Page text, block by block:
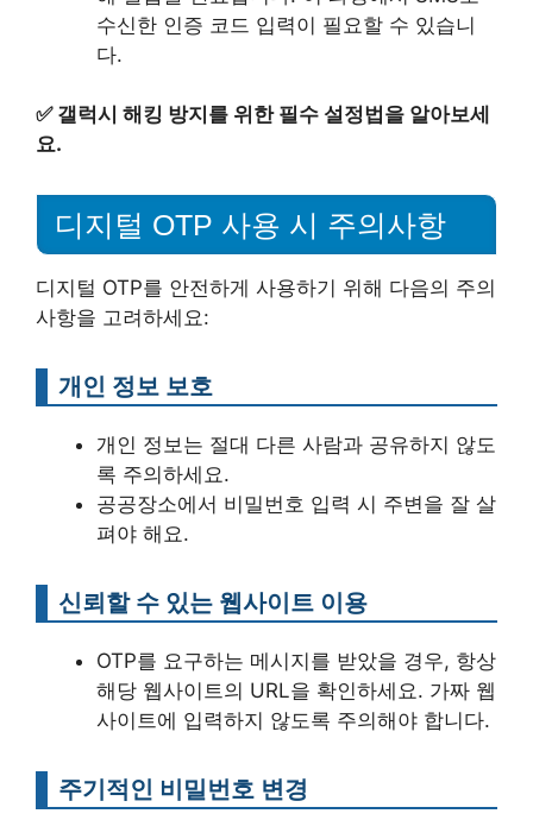
수신한 인증 코드 입력이 필요할 수 있습니
다.
✅ 갤럭시 해킹 방지를 위한 필수 설정법을 알아보세
요.
디지털 OTP 사용 시 주의사항
디지털 OTP를 안전하게 사용하기 위해 다음의 주의
사항을 고려하세요:
개인 정보 보호
개인 정보는 절대 다른 사람과 공유하지 않도
록 주의하세요.
공공장소에서 비밀번호 입력 시 주변을 잘 살
펴야 해요.
신뢰할 수 있는 웹사이트 이용
OTP를 요구하는 메시지를 받았을 경우, 항상
해당 웹사이트의 URL을 확인하세요. 가짜 웹
사이트에 입력하지 않도록 주의해야 합니다.
주기적인 비밀번호 변경